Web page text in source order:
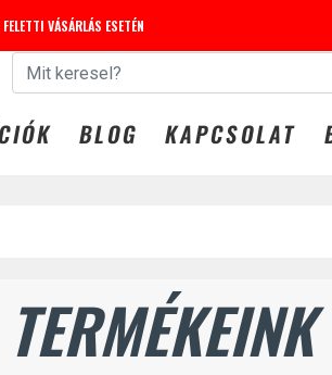
EKRE. KUPONKÓD: LEGGINGS20
BLOG KAPCSOLAT
TERMÉKEINK